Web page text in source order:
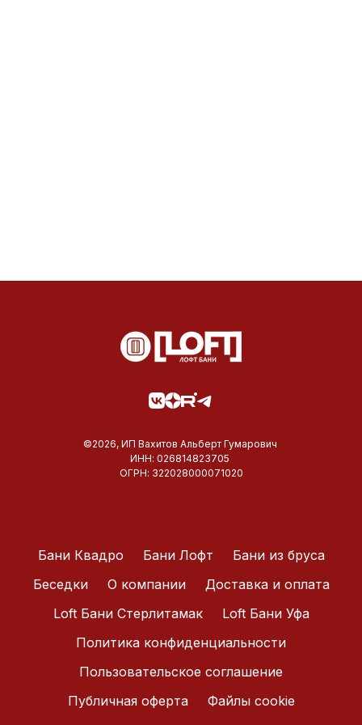
©2026, ИП Вахитов Альберт Гумарович
ИНН: 026814823705
ОГРН: 322028000071020
Бани Квадро Бани Лофт
Бани из бруса
Беседки
О компании
Доставка и оплата
Loft Бани Стерлитамак
Loft Бани Уфа
Политика конфиденциальности
Пользовательское соглашение
Публичная оферта
Файлы cookie